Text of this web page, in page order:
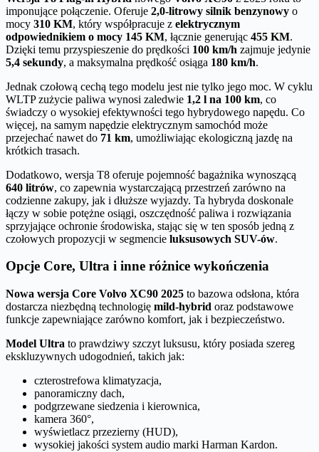
imponujące połączenie. Oferuje 2,0-litrowy silnik benzynowy o
mocy 310 KM, który współpracuje z elektrycznym
odpowiednikiem o mocy 145 KM, łącznie generując 455 KM.
Dzięki temu przyspieszenie do prędkości 100 km/h zajmuje jedynie
5,4 sekundy, a maksymalna prędkość osiąga 180 km/h.
Jednak czołową cechą tego modelu jest nie tylko jego moc. W cyklu
WLTP zużycie paliwa wynosi zaledwie 1,2 l na 100 km, co
świadczy o wysokiej efektywności tego hybrydowego napędu. Co
więcej, na samym napędzie elektrycznym samochód może
przejechać nawet do 71 km, umożliwiając ekologiczną jazdę na
krótkich trasach.
Dodatkowo, wersja T8 oferuje pojemność bagażnika wynoszącą
640 litrów, co zapewnia wystarczającą przestrzeń zarówno na
codzienne zakupy, jak i dłuższe wyjazdy. Ta hybryda doskonale
łączy w sobie potężne osiągi, oszczędność paliwa i rozwiązania
sprzyjające ochronie środowiska, stając się w ten sposób jedną z
czołowych propozycji w segmencie luksusowych SUV-ów.
Opcje Core, Ultra i inne różnice wykończenia
Nowa wersja Core Volvo XC90 2025 to bazowa odsłona, która
dostarcza niezbędną technologię mild-hybrid oraz podstawowe
funkcje zapewniające zarówno komfort, jak i bezpieczeństwo.
Model Ultra to prawdziwy szczyt luksusu, który posiada szereg
ekskluzywnych udogodnień, takich jak:
czterostrefowa klimatyzacja,
panoramiczny dach,
podgrzewane siedzenia i kierownica,
kamera 360°,
wyświetlacz przezierny (HUD),
wysokiej jakości system audio marki Harman Kardon.